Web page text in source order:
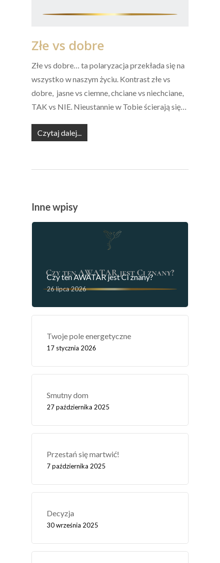
Złe vs dobre
Złe vs dobre… ta polaryzacja przekłada się na
wszystko w naszym życiu. Kontrast złe vs
dobre, jasne vs ciemne, chciane vs niechciane,
TAK vs NIE. Nieustannie w Tobie ścierają się…
Czytaj dalej...
Inne wpisy
Czy ten AWATAR jest Ci znany?
26 lipca 2026
Twoje pole energetyczne
17 stycznia 2026
Smutny dom
27 października 2025
Przestań się martwić!
7 października 2025
Decyzja
30 września 2025